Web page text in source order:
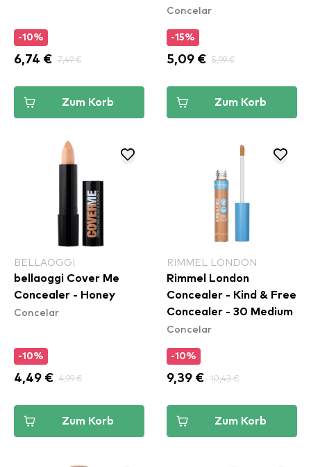
-10%
6,74 € 7,49 €
Zum Korb
Medium
Concelar
-15%
5,09 € 5,99 €
Zum Korb
BELLAOGGI
bellaoggi Cover Me
Concealer - Honey
Concelar
-10%
4,49 € 4,99 €
Zum Korb
RIMMEL LONDON
Rimmel London
Concealer - Kind & Free
Concealer - 30 Medium
Concelar
-10%
9,39 € 10,43 €
Zum Korb